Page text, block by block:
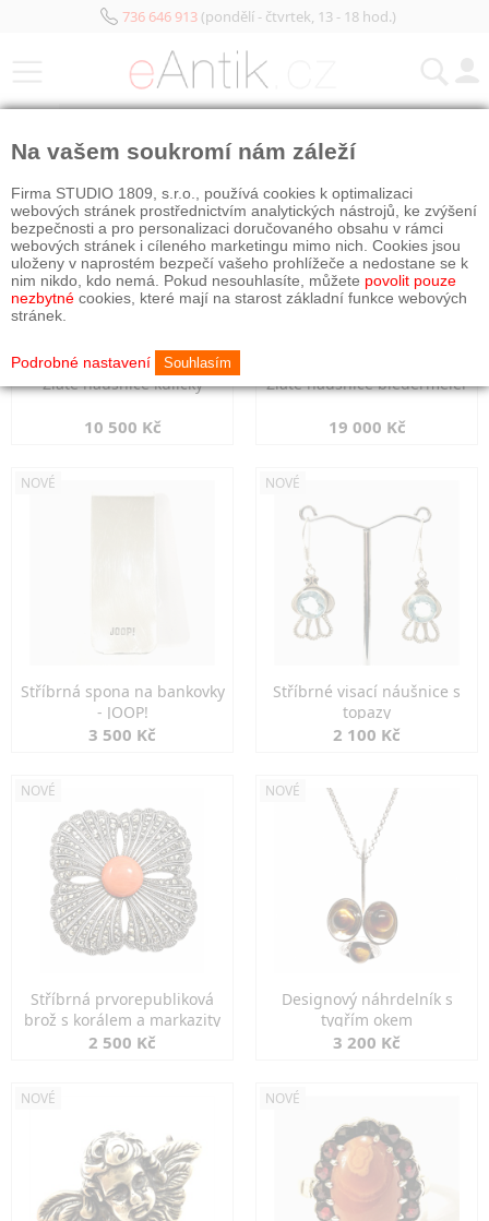
736 646 913(pondělí - čtvrtek, 13 - 18 hod.)
Zlaté náušnice kuličky
10 500 Kč
Zlaté náušnice biedermeier
19 000 Kč
NOVÉ
Stříbrná spona na bankovky
- JOOP!
3 500 Kč
NOVÉ
Stříbrné visací náušnice s
topazy
2 100 Kč
NOVÉ
Stříbrná prvorepubliková
brož s korálem a markazity
2 500 Kč
NOVÉ
Designový náhrdelník s
tygřím okem
3 200 Kč
NOVÉ NOVÉ
Na vašem soukromí nám záleží
Firma STUDIO 1809, s.r.o., používá cookies k optimalizaci
webových stránek prostřednictvím analytických nástrojů, ke zvýšení
bezpečnosti a pro personalizaci doručovaného obsahu v rámci
webových stránek i cíleného marketingu mimo nich. Cookies jsou
uloženy v naprostém bezpečí vašeho prohlížeče a nedostane se k
nim nikdo, kdo nemá. Pokud nesouhlasíte, můžete povolit pouze
nezbytné cookies, které mají na starost základní funkce webových
stránek.
Podrobné nastavení Souhlasím